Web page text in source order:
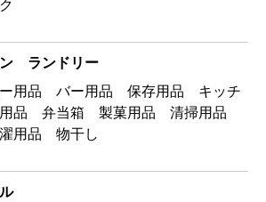
ランドリー
用品 バー用品 保存用品 キッチ
品 弁当箱 製菓用品 清掃用品
用品 物干し